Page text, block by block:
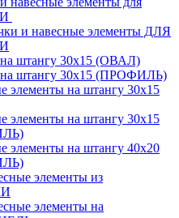
и навесные элементы ДЛЯ
штангу 30х15 (ОВАЛ)
штангу 30х15 (ПРОФИЛЬ)
элементы на штангу 30х15
элементы на штангу 30х15
элементы на штангу 40х20
элементы из
элементы на